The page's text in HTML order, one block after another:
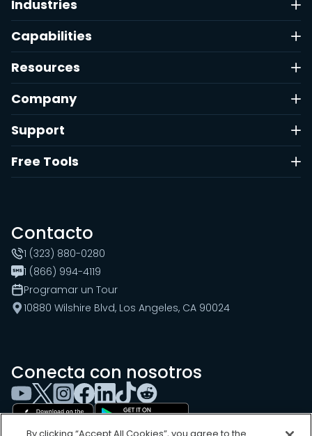
Industries
Capabilities
Resources
Company
Support
Free Tools
Contacto
1 (323) 880-0280
1 (866) 994-4119
Programar un Tour
10880 Wilshire Blvd, Los Angeles, CA 90024
Conecta con nosotros